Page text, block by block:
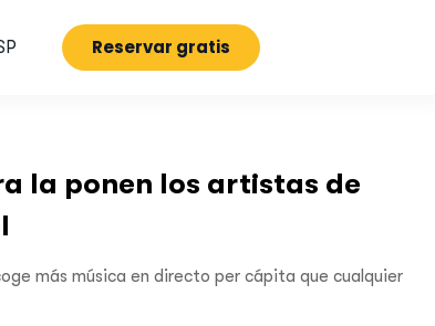
Reservar gratis
la ponen los artistas de
más música en directo per cápita que cualquier